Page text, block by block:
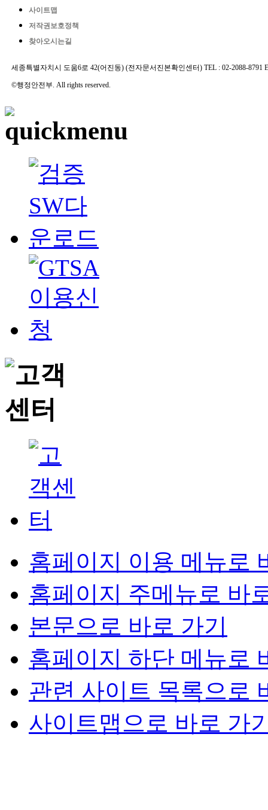
사이트맵
저작권보호정책
찾아오시는길
세종특별자치시 도움6로 42(어진동) (전자문서진본확인센터) TEL : 02-2088-8791
©행정안전부. All rights reserved.
홈페이지 이용 메뉴로
홈페이지 주메뉴로 바
본문으로 바로 가기
홈페이지 하단 메뉴로
관련 사이트 목록으로
사이트맵으로 바로 가